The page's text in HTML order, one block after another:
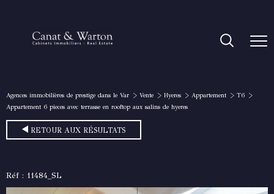
Agences immobilières de prestige dans le Var Vente Hyeres Appartement
T6
Appartement 6 pieces avec terrasse en rooftop aux salins de hyeres
RETOUR AUX RÉSULTATS
Réf : 11484_SL